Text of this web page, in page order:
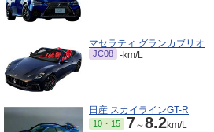
マセラティ グランカブリオ
JC08 -km/L
日産 スカイラインGT-R
10・15 7～8.2km/L